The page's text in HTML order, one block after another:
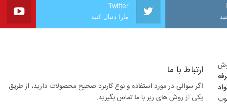
Twitter
مارا دنبال کنید
ارتباط با ما
اگر سوالی در مورد استفاده و نوع کاربرد صحیح محصولات دارید، از طریق
یکی از روش های زیر با ما تماس بگیرید.